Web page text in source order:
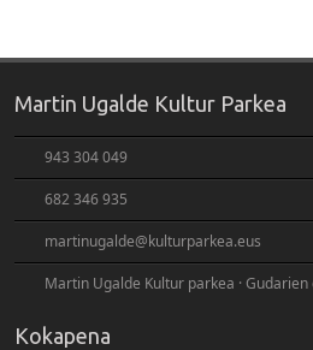
Martin Ugalde Kultur Parkea
943 304 049
682 346 935
martinugalde@kulturparkea.eus
Martin Ugalde Kultur parkea ·
Kokapena